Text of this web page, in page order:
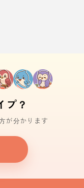
プ？
が分かります